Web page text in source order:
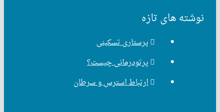
های تازه
پرستاری تسکینی
پرتودرمانی چیست؟
ارتباط استرس و سرطان